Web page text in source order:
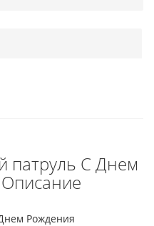
патруль С Днем
Рождения